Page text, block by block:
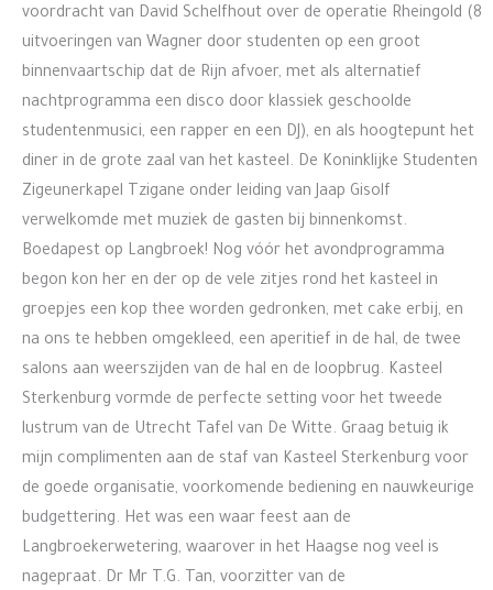
voordracht van David Schelfhout over de operatie Rheingold (8
uitvoeringen van Wagner door studenten op een groot
binnenvaartschip dat de Rijn afvoer, met als alternatief
nachtprogramma een disco door klassiek geschoolde
studentenmusici, een rapper en een DJ), en als hoogtepunt het
diner in de grote zaal van het kasteel. De Koninklijke Studenten
Zigeunerkapel Tzigane onder leiding van Jaap Gisolf
verwelkomde met muziek de gasten bij binnenkomst.
Boedapest op Langbroek! Nog vóór het avondprogramma
begon kon her en der op de vele zitjes rond het kasteel in
groepjes een kop thee worden gedronken, met cake erbij, en
na ons te hebben omgekleed, een aperitief in de hal, de twee
salons aan weerszijden van de hal en de loopbrug. Kasteel
Sterkenburg vormde de perfecte setting voor het tweede
lustrum van de Utrecht Tafel van De Witte. Graag betuig ik
mijn complimenten aan de staf van Kasteel Sterkenburg voor
de goede organisatie, voorkomende bediening en nauwkeurige
budgettering. Het was een waar feest aan de
Langbroekerwetering, waarover in het Haagse nog veel is
nagepraat. Dr Mr T.G. Tan, voorzitter van de